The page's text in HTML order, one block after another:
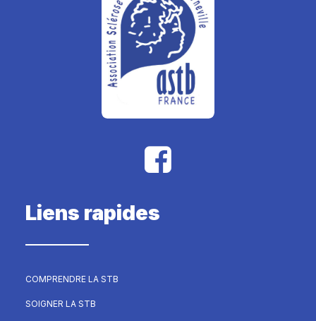
Liens rapides
COMPRENDRE LA STB
SOIGNER LA STB